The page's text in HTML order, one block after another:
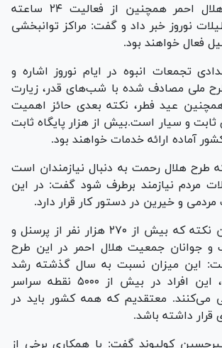
دبیرکل جمعیت هلال احمر همچنین از فعالیت ۲۴ ساعته
نوروز خبر داد و گفت: مراکز توانبخشی
فعال خواهند بود.
تجمعات انبوه در ایام نوروز اشاره و
ملی مصادف شده با شب‌های قدر، زیارت
عید فطر، نکته بعدی حائز اهمیت
ثابت و سیار است.بیش از هزار پایگاه ثابت
آماده ارائه خدمات خواهند بود.
طرح هلال رحمت به دنبال نیازمندان است
مردم نیازمند برطرف شود گفت: در این
و خیرین در دستور کار قرار دارد.
وی ضمن بیان این نکته که بیش از ۲۷۰ هزار نفر از پرسنل و
و جوانان جمعیت هلال احمر در این طرح
این میزان نسبت به سال گذشته رشد
چشمگیری داشته، این افراد در بیش از ۵۰۰۰ نقطه سراسر
می‌کنند. معتقدیم که همه کشور باید در
قرار داشته باشد.
کولیوند گفت: با همکاری برخی از